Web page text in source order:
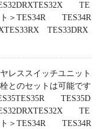
TE
ト＞TES34R TES34R
TES33DRX
レススイッチユニット
とのセットは可能です
TES35D
TE
ト＞TES34R TES34R